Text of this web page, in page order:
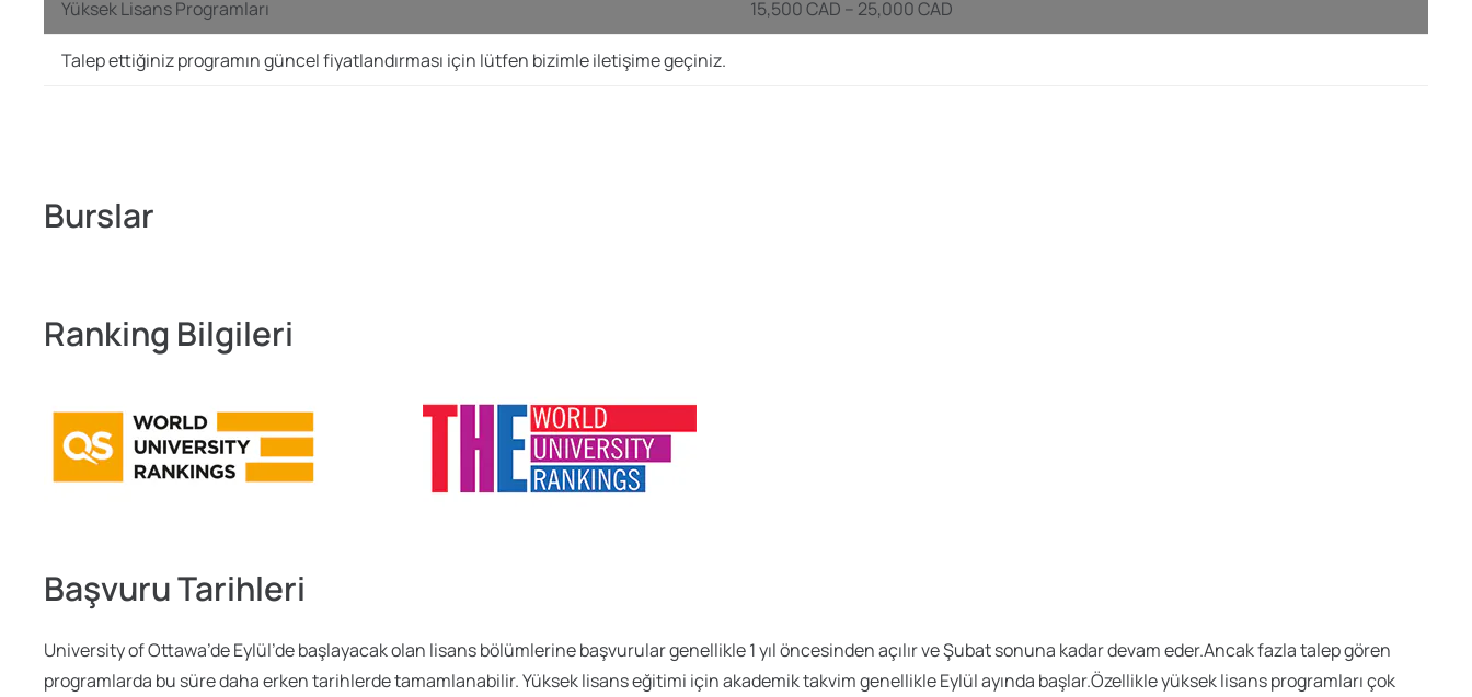
Yüksek Lisans Programları 15,500 CAD – 25,000 CAD
Talep ettiğiniz programın güncel fiyatlandırması için lütfen bizimle iletişime geçiniz.
Burslar
Ranking Bilgileri
Başvuru Tarihleri
University of Ottawa’de Eylül’de başlayacak olan lisans bölümlerine başvurular genellikle 1 yıl öncesinden açılır ve Şubat sonuna kadar devam eder.Ancak fazla talep gören
programlarda bu süre daha erken tarihlerde tamamlanabilir. Yüksek lisans eğitimi için akademik takvim genellikle Eylül ayında başlar.Özellikle yüksek lisans programları çok